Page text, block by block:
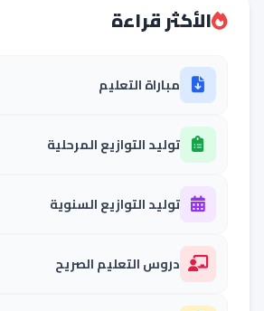
الأكثر قراءة
مباراة التعليم
توليد التوازيع المرحلية
توليد التوازيع السنوية
دروس التعليم الصريح